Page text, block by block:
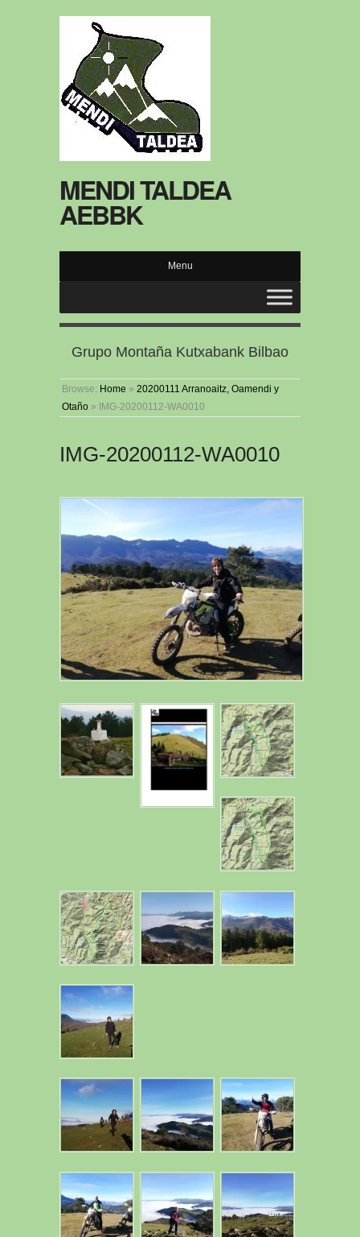
MENDI TALDEA
AEBBK
Menu
Grupo Montaña Kutxabank Bilbao
Browse: Home » 20200111 Arranoaitz, Oamendi y
Otaño » IMG-20200112-WA0010
IMG-20200112-WA0010